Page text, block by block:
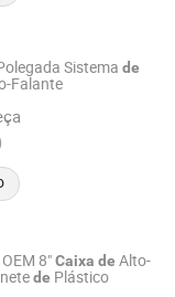
Sistema de
Falante
8"Caixa de Alto-
de Plástico
Ltd.